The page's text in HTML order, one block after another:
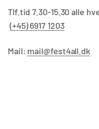
Tlf.tid 7.30-15.30 alle
(+45) 6917 1203
Mail: mail@fest4all.dk